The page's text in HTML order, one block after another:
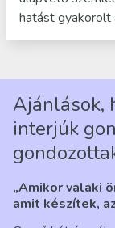
hatást gyakorolt
Ajánlások,
interjúk
„Amikor valaki
amit készítek,